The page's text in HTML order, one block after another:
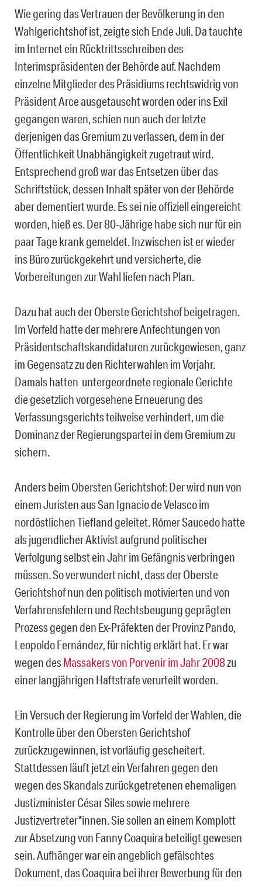
Wie gering das Vertrauen der Bevölkerung in den
Wahlgerichtshof ist, zeigte sich Ende Juli. Da tauchte
im Internet ein Rücktrittsschreiben des
Interimspräsidenten der Behörde auf. Nachdem
einzelne Mitglieder des Präsidiums rechtswidrig von
Präsident Arce ausgetauscht worden oder ins Exil
gegangen waren, schien nun auch der letzte
derjenigen das Gremium zu verlassen, dem in der
Öffentlichkeit Unabhängigkeit zugetraut wird.
Entsprechend groß war das Entsetzen über das
Schriftstück, dessen Inhalt später von der Behörde
aber dementiert wurde. Es sei nie offiziell eingereicht
worden, hieß es. Der 80-Jährige habe sich nur für ein
paar Tage krank gemeldet. Inzwischen ist er wieder
ins Büro zurückgekehrt und versicherte, die
Vorbereitungen zur Wahl liefen nach Plan.
Dazu hat auch der Oberste Gerichtshof beigetragen.
Im Vorfeld hatte der mehrere Anfechtungen von
Präsidentschaftskandidaturen zurückgewiesen, ganz
im Gegensatz zu den Richterwahlen im Vorjahr.
Damals hatten untergeordnete regionale Gerichte
die gesetzlich vorgesehene Erneuerung des
Verfassungsgerichts teilweise verhindert, um die
Dominanz der Regierungspartei in dem Gremium zu
sichern.
Anders beim Obersten Gerichtshof: Der wird nun von
einem Juristen aus San Ignacio de Velasco im
nordöstlichen Tiefland geleitet. Rómer Saucedo hatte
als jugendlicher Aktivist aufgrund politischer
Verfolgung selbst ein Jahr im Gefängnis verbringen
müssen. So verwundert nicht, dass der Oberste
Gerichtshof nun den politisch motivierten und von
Verfahrensfehlern und Rechtsbeugung geprägten
Prozess gegen den Ex-Präfekten der Provinz Pando,
Leopoldo Fernández, für nichtig erklärt hat. Er war
wegen desMassakers von Porvenir im Jahr 2008zu
einer langjährigen Haftstrafe verurteilt worden.
Ein Versuch der Regierung im Vorfeld der Wahlen, die
Kontrolle über den Obersten Gerichtshof
zurückzugewinnen, ist vorläufig gescheitert.
Stattdessen läuft jetzt ein Verfahren gegen den
wegen des Skandals zurückgetretenen ehemaligen
Justizminister César Siles sowie mehrere
Justizvertreter*innen. Sie sollen an einem Komplott
zur Absetzung von Fanny Coaquira beteiligt gewesen
sein. Aufhänger war ein angeblich gefälschtes
Dokument, das Coaquira bei ihrer Bewerbung für den